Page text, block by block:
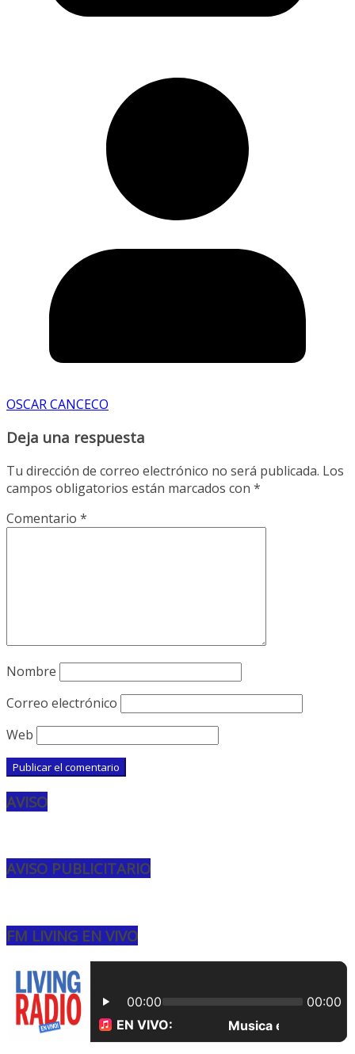
OSCAR CANCECO
Deja una respuesta
Tu dirección de correo electrónico no será publicada. Los
campos obligatorios están marcados con *
Comentario *
Nombre
Correo electrónico
Web
AVISO
AVISO PUBLICITARIO
FM LIVING EN VIVO